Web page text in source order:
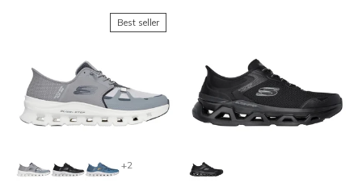
Best seller
+2